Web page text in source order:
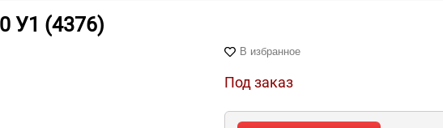
У1 (4376)
В избранное
Под заказ